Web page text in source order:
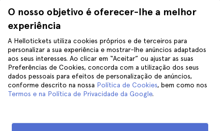
O nosso objetivo é oferecer-lhe a melhor
experiência
A Hellotickets utiliza cookies próprios e de terceiros para
personalizar a sua experiência e mostrar-lhe anúncios adaptados
aos seus interesses. Ao clicar em “Aceitar” ou ajustar as suas
Preferências de Cookies, concorda com a utilização dos seus
dados pessoais para efeitos de personalização de anúncios,
conforme descrito na nossa Política de Cookies, bem como nos
Termos e na Política de Privacidade da Google.
Avaliações
Privacidade
Termos e Condições
Aviso Legal
Cookies
Londres
Cracóvia
Tenerife
Ajuda
Siga-nos